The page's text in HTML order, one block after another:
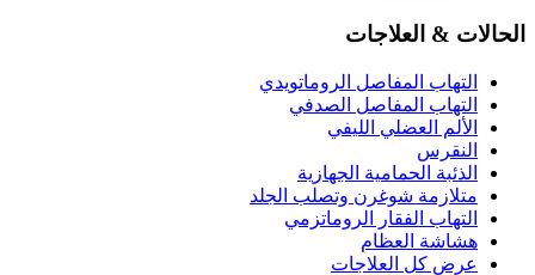
الحالات & العلاجات
التهاب المفاصل الروماتويدي
التهاب المفاصل الصدفي
الألم العضلي الليفي
النقرس
الذئبة الحمامية الجهازية
متلازمة شوغرن وتصلب الجلد
التهاب الفقار الروماتزمي
هشاشة العظام
عرض كل العلاجات